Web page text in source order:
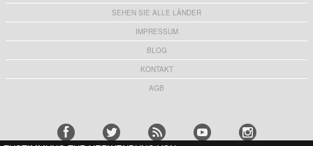
SEHEN SIE ALLE LÄNDER
IMPRESSUM
BLOG
KONTAKT
AGB